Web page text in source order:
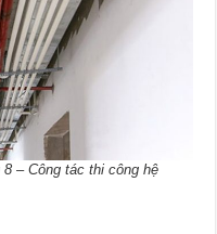
– Công tác thi công hệ